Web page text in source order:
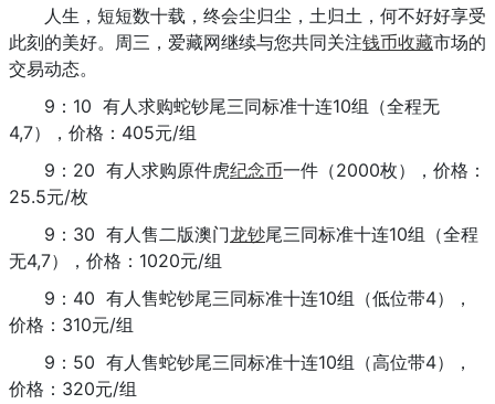
人生，短短数十载，终会尘归尘，土归土，何不好好享受
此刻的美好。周三，爱藏网继续与您共同关注钱币收藏市场的
交易动态。
9：10 有人求购蛇钞尾三同标准十连10组（全程无
4,7），价格：405元/组
9：20 有人求购原件虎纪念币一件（2000枚），价格：
25.5元/枚
9：30 有人售二版澳门龙钞尾三同标准十连10组（全程
无4,7），价格：1020元/组
9：40 有人售蛇钞尾三同标准十连10组（低位带4），
价格：310元/组
9：50 有人售蛇钞尾三同标准十连10组（高位带4），
价格：320元/组